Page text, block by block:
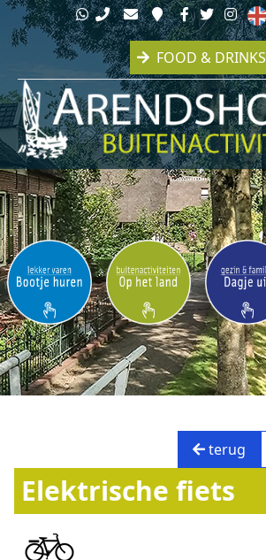
FOOD & DRINKS
terug
Elektrische fiets